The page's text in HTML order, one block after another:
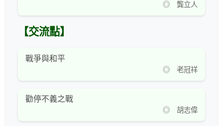
◎ 龔立人
【交流點】
戰爭與和平
◎ 老冠祥
勸停不義之戰
◎ 胡志偉